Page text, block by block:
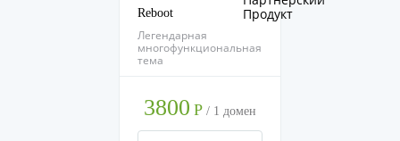
Reboot
Легендарная
многофункциональная
тема
3800 Р / 1 домен